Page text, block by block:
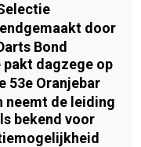
door
Bond
dagzege op
53e Oranjebar
neemt de leiding
bekend voor